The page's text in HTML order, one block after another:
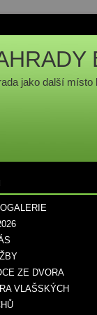
jako další místo
ZE DVORA
VLAŠSKÝCH